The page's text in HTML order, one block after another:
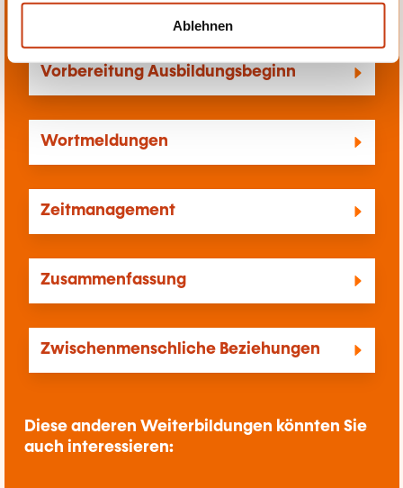
Ablehnen
Vorbereitung Ausbildungsbeginn
Wortmeldungen
Zeitmanagement
Zusammenfassung
Zwischenmenschliche Beziehungen
Diese anderen Weiterbildungen könnten Sie
auch interessieren: